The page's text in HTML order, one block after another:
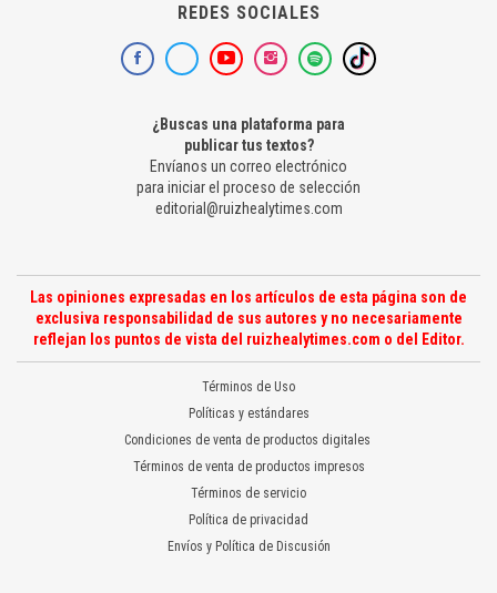
REDES SOCIALES
¿Buscas una plataforma para
publicar tus textos?
Envíanos un correo electrónico
para iniciar el proceso de selección
editorial@ruizhealytimes.com
Las opiniones expresadas en los artículos de esta página son de
exclusiva responsabilidad de sus autores y no necesariamente
reflejan los puntos de vista del ruizhealytimes.com o del Editor.
Términos de Uso
Políticas y estándares
Condiciones de venta de productos digitales
Términos de venta de productos impresos
Términos de servicio
Política de privacidad
Envíos y Política de Discusión